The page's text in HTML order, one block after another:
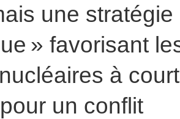
une stratégie
» favorisant
à
un conflit